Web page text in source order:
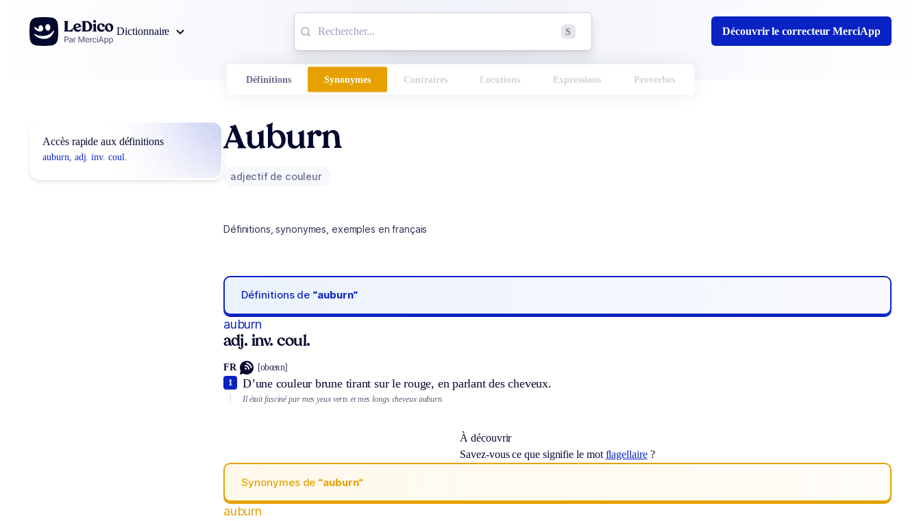
Aller au contenu
Dictionnaire
S Découvrir le correcteur MerciApp
Définitions Synonymes Contraires Locutions Expressions Proverbes
Accès rapide aux définitions
auburn, adj. inv. coul.
Auburn
adjectif de couleur
Définitions, synonymes, exemples en français
Définitions de “auburn“
auburn
adj. inv. coul.
FR [obœʀn]
D’une couleur brune tirant sur le rouge, en parlant des cheveux.
1
Il était fasciné par mes yeux verts et mes longs cheveux auburn.
À découvrir
Savez-vous ce que signifie le mot flagellaire?
Synonymes de “auburn“
auburn